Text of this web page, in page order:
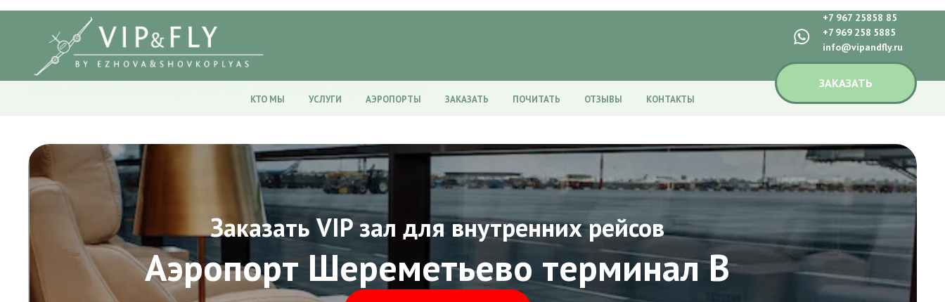
Ваш личный эксперт по VIP сервису в аэропортах
+7 967 25858 85
+7 969 258 5885
info@vipandfly.ru
ЗАКАЗАТЬ
КТО МЫ УСЛУГИ АЭРОПОРТЫ ЗАКАЗАТЬ ПОЧИТАТЬ ОТЗЫВЫ КОНТАКТЫ
Заказать VIP зал для внутренних рейсов
Аэропорт Шереметьево терминал B